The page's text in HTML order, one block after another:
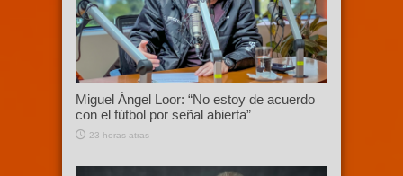
Miguel Ángel Loor: “No estoy de acuerdo
con el fútbol por señal abierta”
23 horas atras